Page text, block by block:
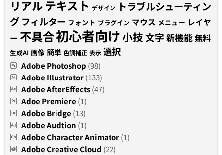
リアルテキスト デザイン トラブルシューティン
グ フィルター フォント プラグイン マウス メニュー レイヤ
ー 不具合初心者向け小技文字新機能無料
生成AI 画像 簡単 色調補正 表示 選択
Adobe Photoshop (98)
Adobe Illustrator(133)
Adobe AfterEffects(47)
Adoe Premiere (1)
Adobe Bridge (13)
Adobe Audtion (1)
Adobe Character Animator(1)
Adobe Creative Cloud (22)